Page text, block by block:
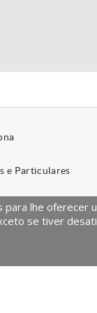
e Particulares
lhe oferecer
se tiver